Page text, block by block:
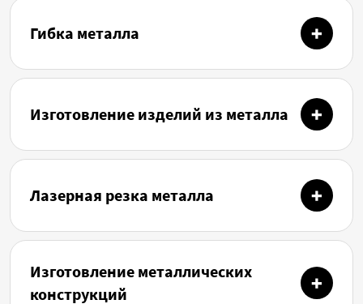
Гибка металла
Изготовление изделий из металла
Лазерная резка металла
Изготовление металлических
конструкций